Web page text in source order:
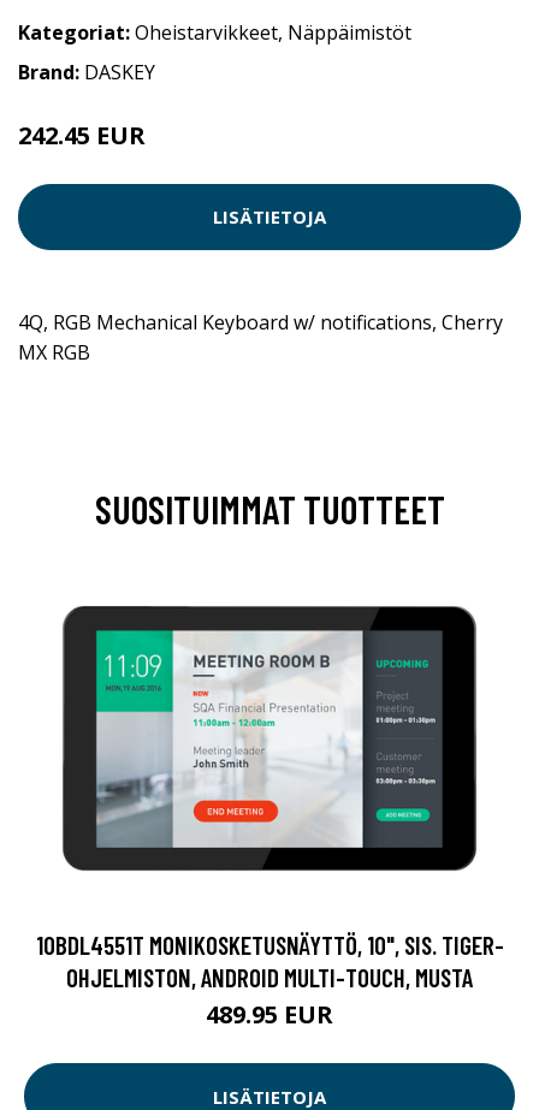
Kategoriat:Oheistarvikkeet, Näppäimistöt
Brand: DASKEY
242.45 EUR
LISÄTIETOJA
4Q, RGB Mechanical Keyboard w/ notifications, Cherry
MX RGB
SUOSITUIMMAT TUOTTEET
10BDL4551T MONIKOSKETUSNÄYTTÖ, 10", SIS. TIGER-
OHJELMISTON, ANDROID MULTI-TOUCH, MUSTA
489.95 EUR
LISÄTIETOJA